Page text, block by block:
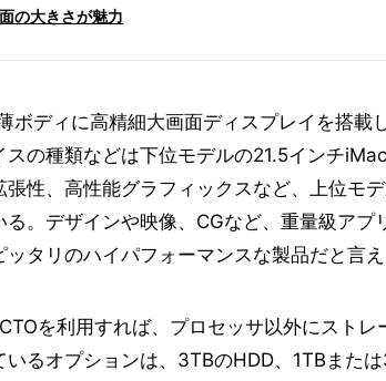
の大きさが魅力
ボディに高精細大画面ディスプレイを搭載
の種類などは下位モデルの21.5インチ
張性、高性能グラフィックスなど、上位モ
。デザインや映像、CGなど、重量級アプ
タリのハイパフォーマンスな製品だと言え
を利用すれば、プロセッサ以外にストレ
いるオプションは、3TBのHDD、1TBまた